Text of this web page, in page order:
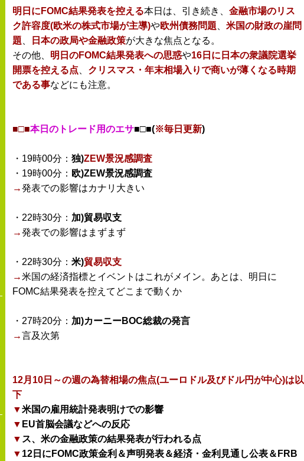
明日にFOMC結果発表を控える本日は、引き続き、 金融市場のリス
ク許容度(欧米の株式市場が主導)や欧州債務問題
米国の財政の崖問
題
日本の政局や金融政策が大きな焦点となる。
その他、 明日のFOMC結果発表への思惑や16日に日本の衆議院選挙
開票を控える点
クリスマス・年末相場入りで商いが薄くなる時期
である事などにも注意。
■□■本日のトレード用のエサ■□■(※毎日更新)
・19時00分： 独)ZEW景況感調査
・19時00分： 欧)ZEW景況感調査
→発表での影響はカナリ大きい
・22時30分： 加)貿易収支
→発表での影響はまずまず
・22時30分： 米)貿易収支
→米国の経済指標とイベントはこれがメイン。あとは、明日に
FOMC結果発表を控えてどこまで動くか
・27時20分： 加)カーニーBOC総裁の発言
→言及次第
12月10日～の週の為替相場の焦点(ユーロドル及びドル円が中心)は以
下
▼米国の雇用統計発表明けでの影響
▼ EU首脳会議などへの反応
▼ ス、米の金融政策の結果発表が行われる点
▼ 12日にFOMC政策金利＆声明発表＆経済・金利見通し公表＆FRB